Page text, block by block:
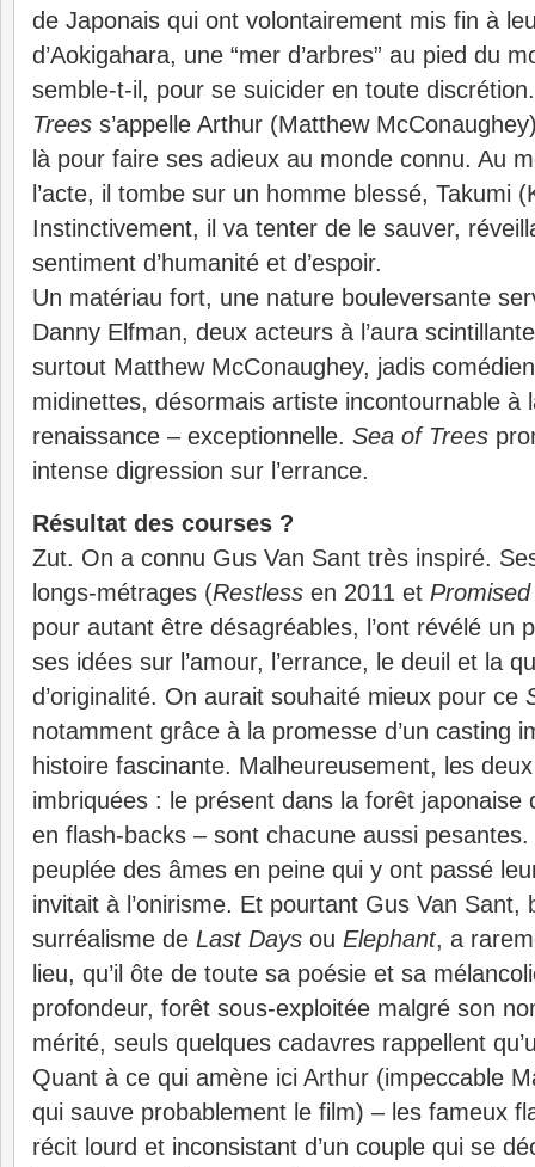
de Japonais qui ont volontairement mis fin à
d’Aokigahara, une “mer d’arbres” au pied du
semble-t-il, pour se suicider en toute
Trees s’appelle Arthur (Matthew
là pour faire ses adieux au monde connu. Au
l’acte, il tombe sur un homme blessé, Takumi
Instinctivement, il va tenter de le sauver,
sentiment d’humanité et d’espoir.
Un matériau fort, une nature bouleversante
Danny Elfman, deux acteurs à l’aura
surtout Matthew McConaughey, jadis
midinettes, désormais artiste incontournable à
renaissance – exceptionnelle. Sea of Trees
intense digression sur l’errance.
Résultat des courses ?
Zut. On a connu Gus Van Sant très inspiré.
longs-métrages (Restless en 2011 et
pour autant être désagréables, l’ont révélé un
ses idées sur l’amour, l’errance, le deuil et la
d’originalité. On aurait souhaité mieux pour ce
notamment grâce à la promesse d’un casting
histoire fascinante. Malheureusement, les
imbriquées : le présent dans la forêt japonaise
en flash-backs – sont chacune aussi
peuplée des âmes en peine qui y ont passé
invitait à l’onirisme. Et pourtant Gus Van Sant,
surréalisme de Last Days ou Elephant, a
lieu, qu’il ôte de toute sa poésie et sa
profondeur, forêt sous-exploitée malgré son
mérité, seuls quelques cadavres rappellent
Quant à ce qui amène ici Arthur (impeccable
qui sauve probablement le film) – les fameux
récit lourd et inconsistant d’un couple qui se